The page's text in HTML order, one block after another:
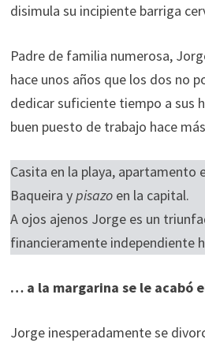
disimula su incipiente barriga
Padre de familia numerosa,
hace unos años que los dos no
dedicar suficiente tiempo a sus
buen puesto de trabajo hace
Casita en la playa, apartamento
Baqueira ypisazoen la capital.
A ojos ajenos Jorge es un
financieramente independiente
… a la margarina se le acabó
Jorge inesperadamente se